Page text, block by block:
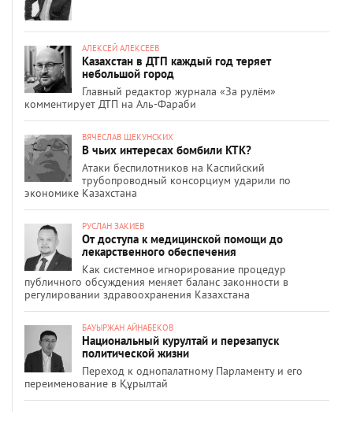
АЛЕКСЕЙ АЛЕКСЕЕВ
Казахстан в ДТП каждый год теряет
небольшой город
Главный редактор журнала «За рулём»
комментирует ДТП на Аль-Фараби
ВЯЧЕСЛАВ ЩЕКУНСКИХ
В чьих интересах бомбили КТК?
Атаки беспилотников на Каспийский
трубопроводный консорциум ударили по
экономике Казахстана
РУСЛАН ЗАКИЕВ
От доступа к медицинской помощи до
лекарственного обеспечения
Как системное игнорирование процедур
публичного обсуждения меняет баланс законности в
регулировании здравоохранения Казахстана
БАУЫРЖАН АЙНАБЕКОВ
Национальный курултай и перезапуск
политической жизни
Переход к однопалатному Парламенту и его
переименование в Құрылтай